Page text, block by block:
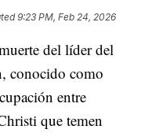
9:23 PM, Feb 24, 2026
del líder del
conocido como
entre
que temen